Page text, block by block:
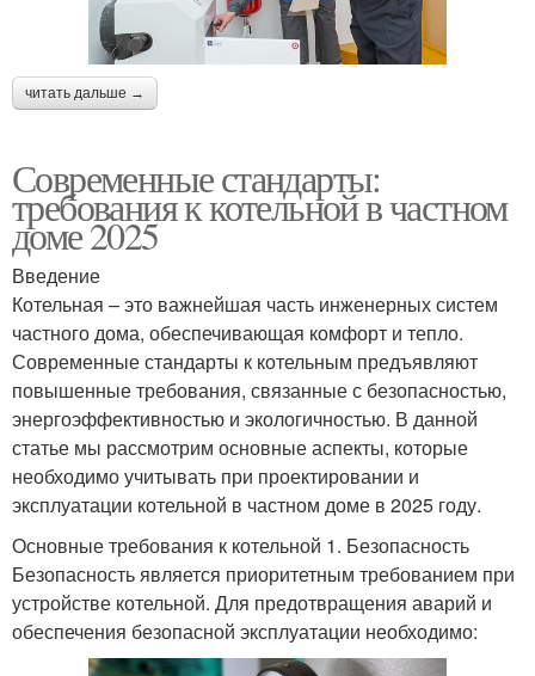
читать дальше →
Современные стандарты:
требования к котельной в частном
доме 2025
Введение
Котельная – это важнейшая часть инженерных систем
частного дома, обеспечивающая комфорт и тепло.
Современные стандарты к котельным предъявляют
повышенные требования, связанные с безопасностью,
энергоэффективностью и экологичностью. В данной
статье мы рассмотрим основные аспекты, которые
необходимо учитывать при проектировании и
эксплуатации котельной в частном доме в 2025 году.
Основные требования к котельной 1. Безопасность
Безопасность является приоритетным требованием при
устройстве котельной. Для предотвращения аварий и
обеспечения безопасной эксплуатации необходимо: